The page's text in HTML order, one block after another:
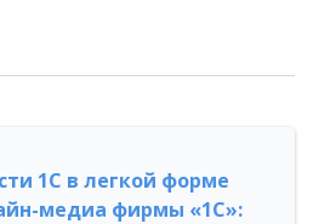
1С в легкой форме
медиа фирмы «1С»: